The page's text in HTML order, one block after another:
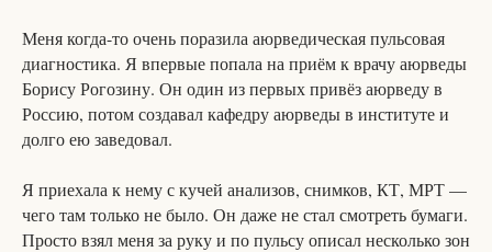
Меня когда-то очень поразила аюрведическая пульсовая
диагностика. Я впервые попала на приём к врачу аюрведы
Борису Рогозину. Он один из первых привёз аюрведу в
Россию, потом создавал кафедру аюрведы в институте и
долго ею заведовал.
Я приехала к нему с кучей анализов, снимков, КТ, МРТ —
чего там только не было. Он даже не стал смотреть бумаги.
Просто взял меня за руку и по пульсу описал несколько зон